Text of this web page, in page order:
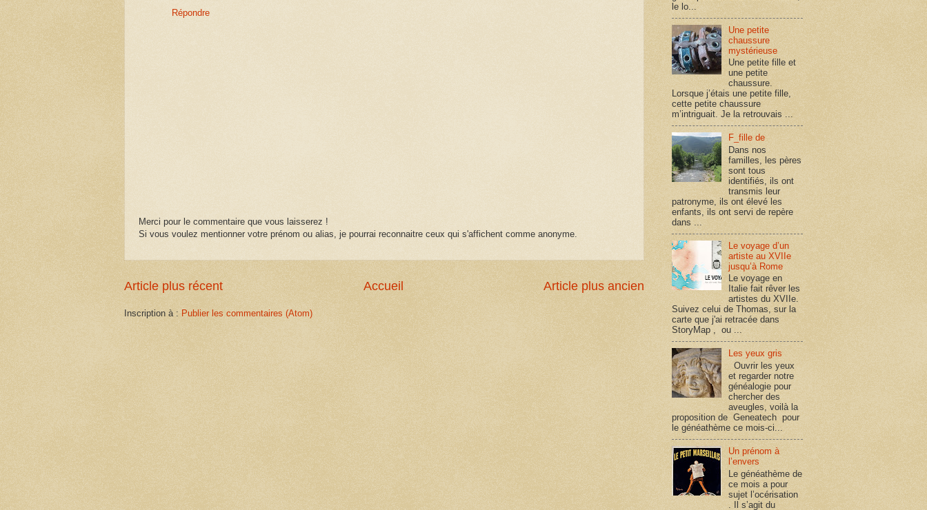
Répondre
Merci pour le commentaire que vous laisserez !
Si vous voulez mentionner votre prénom ou alias, je pourrai reconnaitre ceux qui s'affichent comme anonyme.
Article plus récent Article plus ancien
Accueil
Inscription à : Publier les commentaires (Atom)
le lo...
Une petite
chaussure
mystérieuse
Une petite fille et
une petite
chaussure.
Lorsque j’étais une petite fille,
cette petite chaussure
m’intriguait. Je la retrouvais ...
F_fille de
Dans nos
familles, les pères
sont tous
identifiés, ils ont
transmis leur
patronyme, ils ont élevé les
enfants, ils ont servi de repère
dans ...
Le voyage d’un
artiste au XVIIe
jusqu’à Rome
Le voyage en
Italie fait rêver les
artistes du XVIIe.
Suivez celui de Thomas, sur la
carte que j'ai retracée dans
StoryMap , ou ...
Les yeux gris
Ouvrir les yeux
et regarder notre
généalogie pour
chercher des
aveugles, voilà la
proposition de Geneatech pour
le généathème ce mois-ci...
Un prénom à
l’envers
Le généathème de
ce mois a pour
sujet l’océrisation
. Il s’agit du